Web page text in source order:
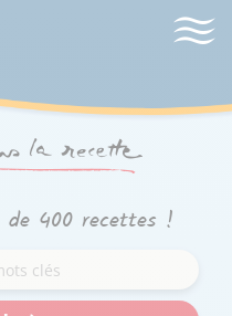
de 400 recettes !